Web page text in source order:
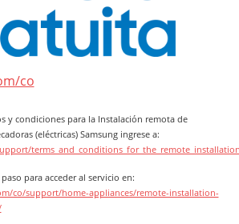
co
y condiciones para la Instalación remota de
(eléctricas) Samsung ingrese a:
para acceder al servicio en:
co/support/home-appliances/remote-installation-